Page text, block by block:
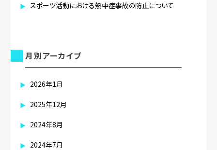
スポーツ活動における熱中症事故の防止について
月別アーカイブ
2026年1月
2025年12月
2024年8月
2024年7月